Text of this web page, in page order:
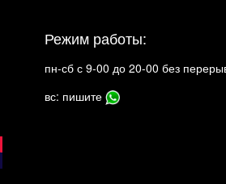
Режим работы:
пн-сб с 9-00 до 20-00 без
вс: пишите